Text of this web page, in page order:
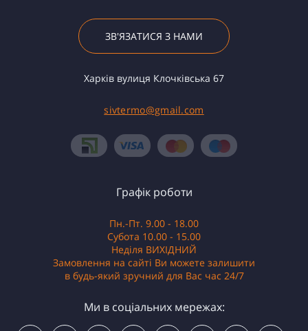
ЗВ'ЯЗАТИСЯ З НАМИ
Харків вулиця Клочківська 67
sivtermo@gmail.com
Графік роботи
Пн.-Пт. 9.00 - 18.00
Субота 10.00 - 15.00
Неділя ВИХІДНИЙ
Замовлення на сайті Ви можете залишити
в будь-який зручний для Вас час 24/7
Ми в соціальних мережах: